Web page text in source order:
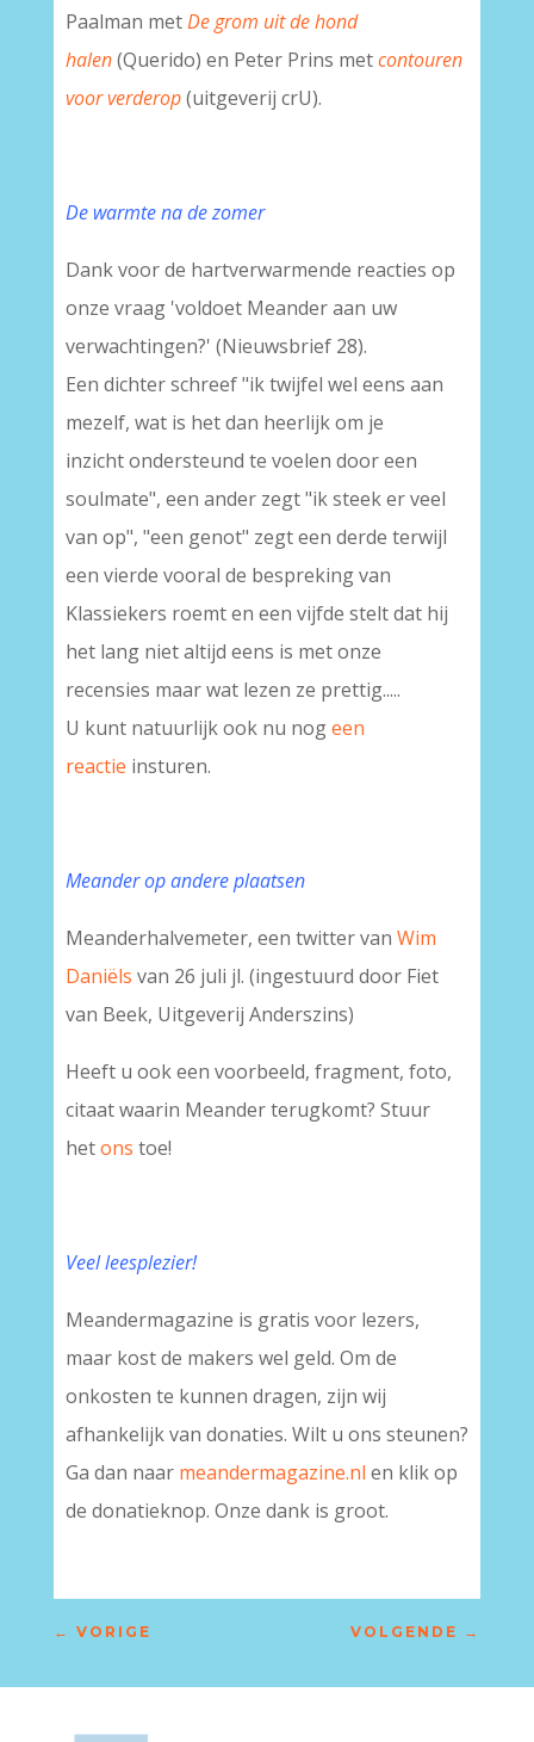
Paalman metDe grom uit de hond
halen(Querido) en Peter Prins metcontouren
voor verderop(uitgeverij crU).
De warmte na de zomer
Dank voor de hartverwarmende reacties op
onze vraag 'voldoet Meander aan uw
verwachtingen?' (Nieuwsbrief 28).
Een dichter schreef "ik twijfel wel eens aan
mezelf, wat is het dan heerlijk om je
inzicht ondersteund te voelen door een
soulmate", een ander zegt "ik steek er veel
van op", "een genot" zegt een derde terwijl
een vierde vooral de bespreking van
Klassiekers roemt en een vijfde stelt dat hij
het lang niet altijd eens is met onze
recensies maar wat lezen ze prettig.....
U kunt natuurlijk ook nu nogeen
reactie insturen.
Meander op andere plaatsen
Meanderhalvemeter, een twitter van Wim
Daniëls van 26 juli jl. (ingestuurd door Fiet
van Beek, Uitgeverij Anderszins)
Heeft u ook een voorbeeld, fragment, foto,
citaat waarin Meander terugkomt? Stuur
hetons toe!
Veel leesplezier!
Meandermagazine is gratis voor lezers,
maar kost de makers wel geld. Om de
onkosten te kunnen dragen, zijn wij
afhankelijk van donaties. Wilt u ons steunen?
Ga dan naar meandermagazine.nl en klik op
de donatieknop. Onze dank is groot.
← VORIGE VOLGENDE →